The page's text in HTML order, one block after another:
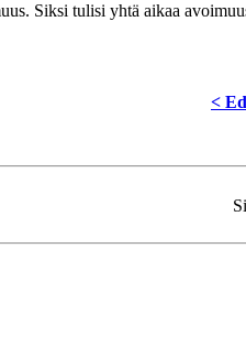
Siksi tulisi yhtä aikaa
<